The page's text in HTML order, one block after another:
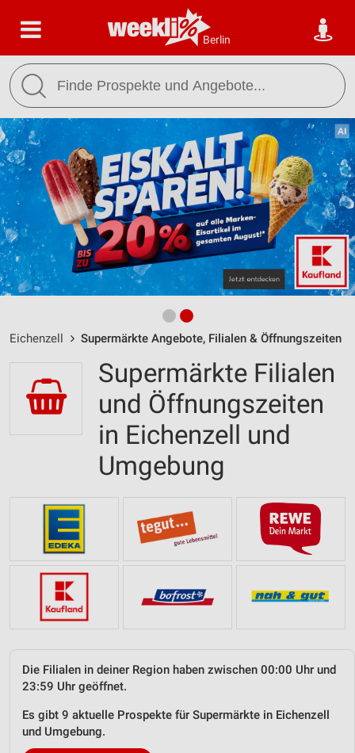
Berlin
Eichenzell Supermärkte Angebote, Filialen & Öffnungszeiten
Supermärkte Filialen
und Öffnungszeiten
in Eichenzell und
Umgebung
Die Filialen in deiner Region haben zwischen 00:00 Uhr und
23:59 Uhr geöffnet.
Es gibt 9 aktuelle Prospekte für Supermärkte in Eichenzell
und Umgebung.